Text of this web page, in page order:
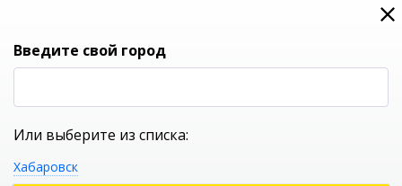
0
УНИВЕРСАЛЬНЫЙ ИНТЕРНЕТ МАГАЗИН
Введите свой город
Или выберите из списка:
Хабаровск